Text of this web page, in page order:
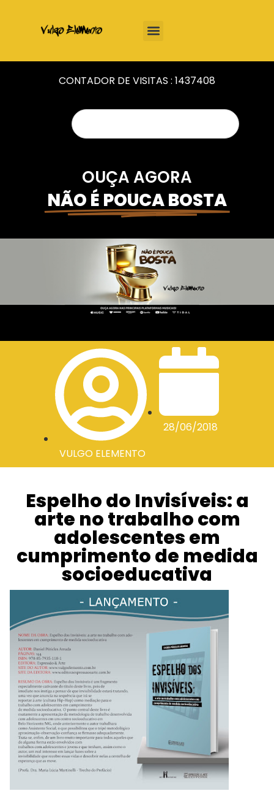
CONTADOR DE VISITAS : 1437408
OUÇA AGORA
NÃO É POUCA BOSTA
VULGO ELEMENTO
28/06/2018
Espelho do Invisíveis: a
arte no trabalho com
adolescentes em
cumprimento de medida
socioeducativa